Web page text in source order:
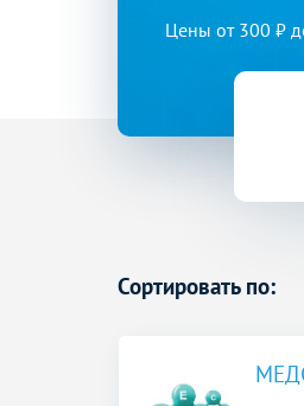
Цены от 300 ₽
Сортировать по: